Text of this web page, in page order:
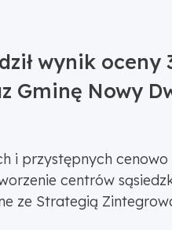
wynik oceny
Gminę Nowy
i przystępnych cenowo
centrów
ze Strategią